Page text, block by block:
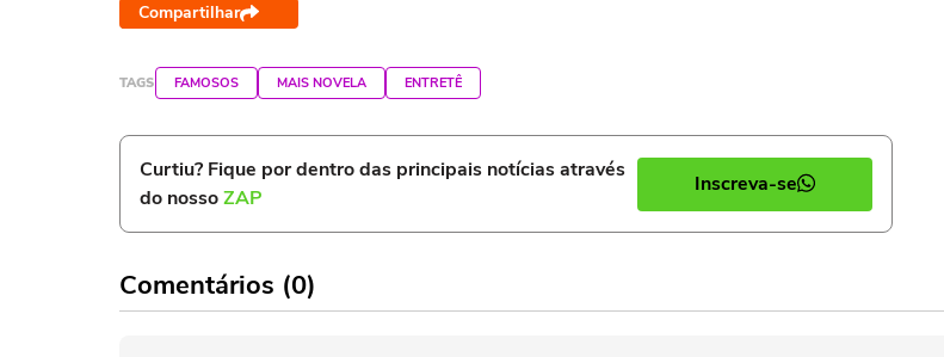
Compartilhar
TAGS FAMOSOS MAIS NOVELA ENTRETÊ
Curtiu? Fique por dentro das principais notícias através
do nossoZAP
Inscreva-se
Comentários (0)